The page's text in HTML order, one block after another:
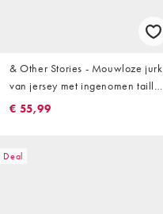
& Other Stories - Mouwloze jurk
van jersey met ingenomen taille
in gemêleerd grijs
€ 55,99
Deal